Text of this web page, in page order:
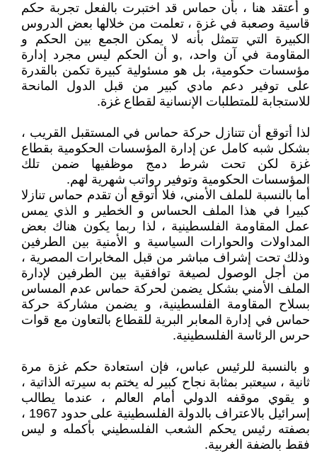
و أعتقد هنا ، بأن حماس قد اختبرت بالفعل تجربة حكم
قاسية وصعبة في غزة ، تعلمت من خلالها بعض الدروس
الكبيرة التي تتمثل بأنه لا يمكن الجمع بين الحكم و
المقاومة في آن واحد، ,و أن الحكم ليس مجرد إدارة
مؤسسات حكومية، بل هو مسئولية كبيرة تكمن بالقدرة
على توفير دعم مادي كبير من قبل الدول المانحة
للاستجابة للمتطلبات الإنسانية لقطاع غزة.
لذا أتوقع أن تتنازل حركة حماس في المستقبل القريب ،
بشكل شبه كامل عن إدارة المؤسسات الحكومية بقطاع
غزة لكن تحت شرط دمج موظفيها ضمن تلك
المؤسسات الحكومية وتوفير رواتب شهرية لهم.
أما بالنسبة للملف الأمني، فلا أتوقع أن تقدم حماس تنازلا
كبيرا في هذا الملف الحساس و الخطير و الذي يمس
عمل المقاومة الفلسطينية ، لذا ربما يكون هناك بعض
المداولات والحوارات السياسية و الأمنية بين الطرفين
وذلك تحت إشراف مباشر من قبل المخابرات المصرية ،
من أجل الوصول لصيغة توافقية بين الطرفين لإدارة
الملف الأمني بشكل يضمن لحركة حماس عدم المساس
بسلاح المقاومة الفلسطينية، و يضمن مشاركة حركة
حماس في إدارة المعابر البرية للقطاع بالتعاون مع قوات
حرس الرئاسة الفلسطينية.
و بالنسبة للرئيس عباس، فإن استعادة حكم غزة مرة
ثانية ، سيعتبر بمثابة نجاح كبير له يختم به سيرته الذاتية ،
و يقوي موقفه الدولي أمام العالم ، عندما يطالب
إسرائيل بالاعتراف بالدولة الفلسطينية على حدود 1967 ،
بصفته رئيس يحكم الشعب الفلسطيني بأكمله و ليس
فقط بالضفة الغربية.